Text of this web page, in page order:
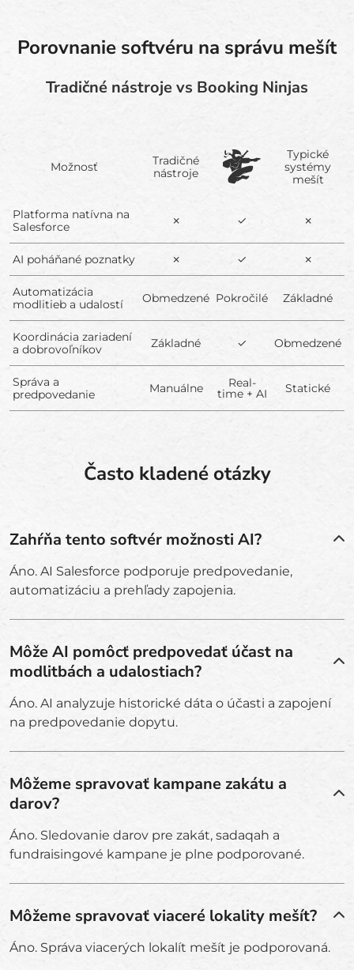
Porovnanie softvéru na správu mešít
Tradičné nástroje vs Booking Ninjas
Možnosť
Tradičné
nástroje
Typické
systémy
mešít
Platforma natívna na
Salesforce
✗ ✓ ✗
AI poháňané poznatky ✗ ✓ ✗
Automatizácia
modlitieb a udalostí
Obmedzené Pokročilé Základné
Koordinácia zariadení
a dobrovoľníkov
Základné ✓ Obmedzené
Správa a
predpovedanie
Manuálne Real-
time + AI Statické
Často kladené otázky
Zahŕňa tento softvér možnosti AI?
Áno. AI Salesforce podporuje predpovedanie,
automatizáciu a prehľady zapojenia.
Môže AI pomôcť predpovedať účast na
modlitbách a udalostiach?
Áno. AI analyzuje historické dáta o účasti a zapojení
na predpovedanie dopytu.
Môžeme spravovať kampane zakátu a
darov?
Áno. Sledovanie darov pre zakát, sadaqah a
fundraisingové kampane je plne podporované.
Môžeme spravovať viaceré lokality mešít?
Áno. Správa viacerých lokalít mešít je podporovaná.